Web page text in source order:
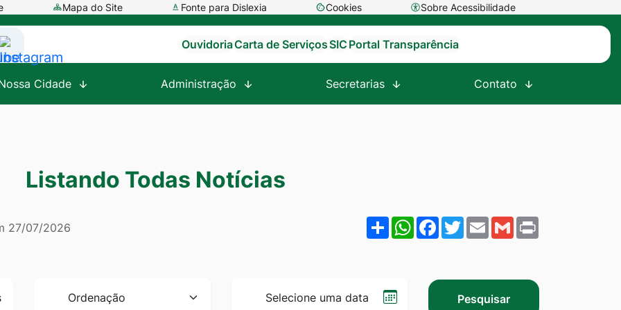
Mapa do Site Fonte para Dislexia Cookies
Abrir
preferências
cookies
Sobre Acessibilidade
Acessar
OuvidoriaCarta de ServiçosSIC Portal Transparência
Cidade Administração Secretarias Contato
Listando Todas Notícias
27/07/2026 ShareWhatsApp
Facebook
Twitter
EmailGmail
Selecionar
Pesquisar